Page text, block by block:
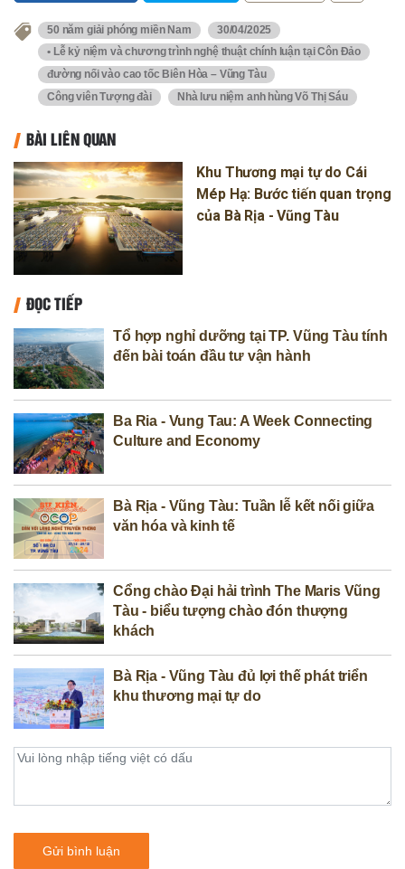
50 năm giải phóng miền Nam
30/04/2025
• Lễ kỷ niệm và chương trình nghệ thuật chính luận tại Côn Đảo
đường nối vào cao tốc Biên Hòa – Vũng Tàu
Công viên Tượng đài
Nhà lưu niệm anh hùng Võ Thị Sáu
BÀI LIÊN QUAN
Khu Thương mại tự do Cái
Mép Hạ: Bước tiến quan trọng
của Bà Rịa - Vũng Tàu
ĐỌC TIẾP
Tổ hợp nghỉ dưỡng tại TP. Vũng Tàu tính
đến bài toán đầu tư vận hành
Ba Ria - Vung Tau: A Week Connecting
Culture and Economy
Bà Rịa - Vũng Tàu: Tuần lễ kết nối giữa
văn hóa và kinh tế
Cổng chào Đại hải trình The Maris Vũng
Tàu - biểu tượng chào đón thượng
khách
Bà Rịa - Vũng Tàu đủ lợi thế phát triển
khu thương mại tự do
Gửi bình luận